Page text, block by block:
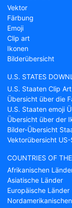
Vektor
Färbung
Emoji
Clip art
Ikonen
Bilderübersicht
U.S. STATES
U.S. Staaten Clip
Übersicht über die
U.S. Staaten emoji
Übersicht über der
Bilder-Übersicht
Vektorübersicht
COUNTRIES OF
Afrikanischen
Asiatische Länder
Europäische Länder